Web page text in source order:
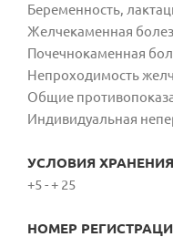
Беременность,
Желчекаменная
Почечнокаменная
Непроходимость
Общие
Индивидуальная
УСЛОВИЯ
+5 - + 25
НОМЕР